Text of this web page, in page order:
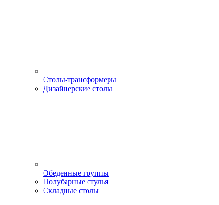
Столы-трансформеры
Дизайнерские столы
Обеденные группы
Полубарные стулья
Складные столы